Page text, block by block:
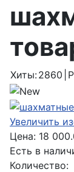
Хиты:2860
Увеличить
Цена: 18
Есть в
Количество: